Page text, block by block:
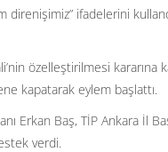
direnişimiz” ifadelerini
özelleştirilmesi
kapatarak eylem başlattı.
Erkan Baş, TİP Ankara İl
verdi.